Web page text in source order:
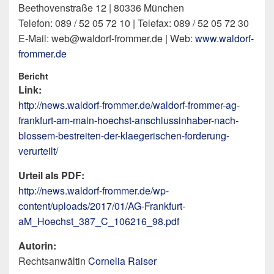
Beethovenstraße 12 | 80336 München
Telefon: 089 / 52 05 72 10 | Telefax: 089 / 52 05 72 30
E-Mail: web@waldorf-frommer.de | Web: www.waldorf-
frommer.de
Bericht
Link:
http://news.waldorf-frommer.de/waldorf-frommer-ag-
frankfurt-am-main-hoechst-anschlussinhaber-nach-
blossem-bestreiten-der-klaegerischen-forderung-
verurteilt/
Urteil als PDF:
http://news.waldorf-frommer.de/wp-
content/uploads/2017/01/AG-Frankfurt-
aM_Hoechst_387_C_106216_98.pdf
Autorin:
Rechtsanwältin Cornelia Raiser